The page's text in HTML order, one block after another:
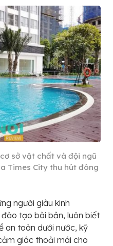
sở vật chất và đội ngũ
Times City thu hút đông
người giàu kinh
tạo bài bản, luôn biết
an toàn dưới nước, kỹ
giác thoải mái cho